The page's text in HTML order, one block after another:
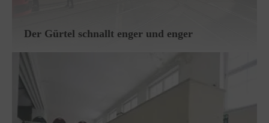
Der Gürtel schnallt enger und enger